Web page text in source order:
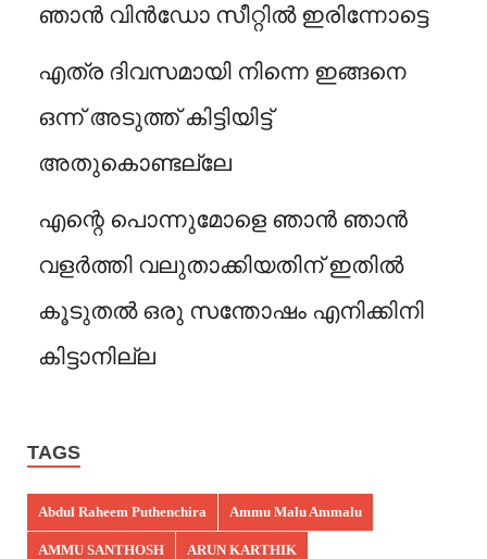
ഞാൻ വിൻഡോ സീറ്റിൽ ഇരിന്നോട്ടെ
എത്ര ദിവസമായി നിന്നെ ഇങ്ങനെ
ഒന്ന് അടുത്ത് കിട്ടിയിട്ട്
അതുകൊണ്ടല്ലേ
എന്റെ പൊന്നുമോളെ ഞാൻ ഞാൻ
വളർത്തി വലുതാക്കിയതിന് ഇതിൽ
കൂടുതൽ ഒരു സന്തോഷം എനിക്കിനി
കിട്ടാനില്ല
TAGS
Abdul Raheem Puthenchira Ammu Malu Ammalu
AMMU SANTHOSH ARUN KARTHIK